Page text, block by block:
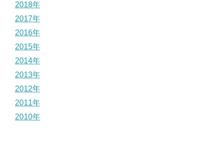
2018年
2017年
2016年
2015年
2014年
2013年
2012年
2011年
2010年